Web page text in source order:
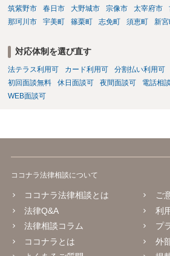
筑紫野市
春日市 大野城市 宗像市 太宰府市
那珂川市
宇美町 篠栗町 志免町 須恵町 新宮
対応体制を選び直す
法テラス利用可 カード利用可 分割払い利用可
初回面談無料
休日面談可 夜間面談可 電話相
WEB面談可
ココナラ法律相談について
ココナラ法律相談とは
法律Q&A
法律相談コラム
ココナラとは
ご
利
プ
外